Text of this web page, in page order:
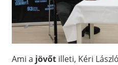
Ami a jövőtilleti, Kéri